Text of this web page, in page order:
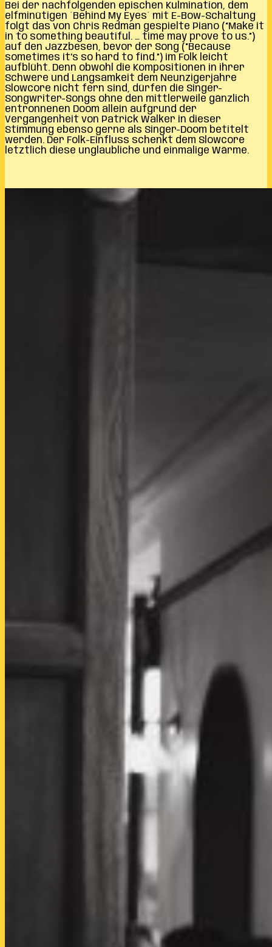
Bei der nachfolgenden epischen Kulmination, dem
elfminütigen ´Behind My Eyes´ mit E-Bow-Schaltung
folgt das von Chris Redman gespielte Piano (“Make it
in to something beautiful. … time may prove to us.”)
auf den Jazzbesen, bevor der Song (“Because
sometimes it’s so hard to find.”) im Folk leicht
aufblüht. Denn obwohl die Kompositionen in ihrer
Schwere und Langsamkeit dem Neunzigerjahre
Slowcore nicht fern sind, dürfen die Singer-
Songwriter-Songs ohne den mittlerweile gänzlich
entronnenen Doom allein aufgrund der
Vergangenheit von Patrick Walker in dieser
Stimmung ebenso gerne als Singer-Doom betitelt
werden. Der Folk-Einfluss schenkt dem Slowcore
letztlich diese unglaubliche und einmalige Wärme.